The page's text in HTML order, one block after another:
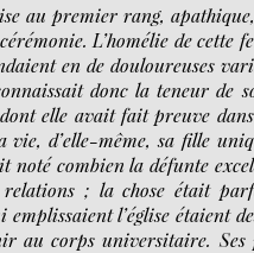
au premier rang,
L’homélie de cette
en de douloureuses
donc la teneur de
elle avait fait preuve
d’elle-même, sa fille
noté combien la défunte
relations ; la chose était
l’église étaient
au corps universitaire. Ses